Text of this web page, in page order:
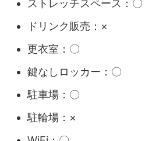
ストレッチスペース：〇
ドリンク販売：×
更衣室：〇
鍵なしロッカー：〇
駐車場：〇
駐輪場：×